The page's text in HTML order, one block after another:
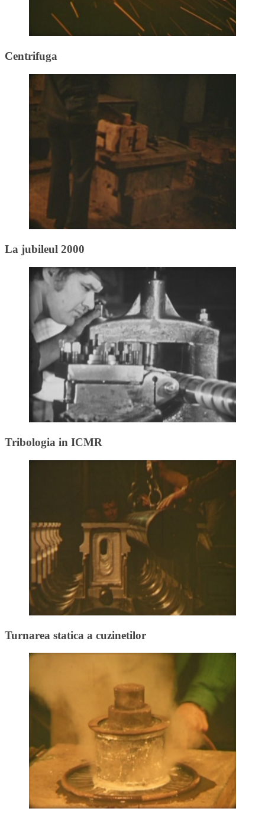
Centrifuga
La jubileul 2000
Tribologia in ICMR
Turnarea statica a cuzinetilor